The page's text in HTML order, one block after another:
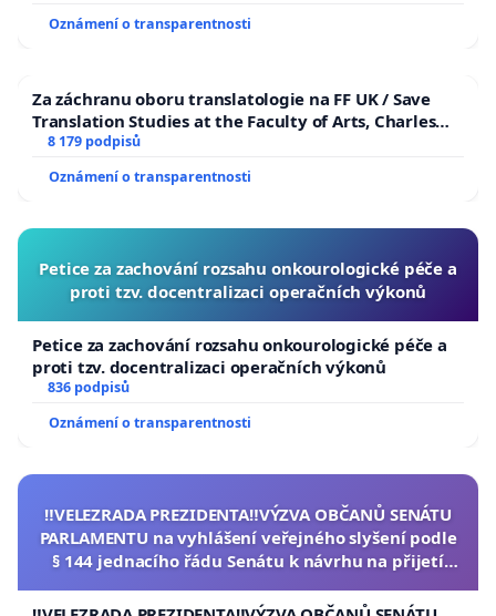
Oznámení o transparentnosti
Za záchranu oboru translatologie na FF UK / Save
Translation Studies at the Faculty of Arts, Charles
University
8 179 podpisů
Oznámení o transparentnosti
Petice za zachování rozsahu onkourologické péče a
proti tzv. docentralizaci operačních výkonů
Petice za zachování rozsahu onkourologické péče a
proti tzv. docentralizaci operačních výkonů
836 podpisů
Oznámení o transparentnosti
‼️VELEZRADA PREZIDENTA‼️VÝZVA OBČANŮ SENÁTU
PARLAMENTU na vyhlášení veřejného slyšení podle
§ 144 jednacího řádu Senátu k návrhu na přijetí
republiky